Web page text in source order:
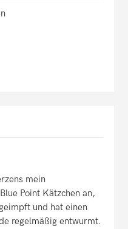
mein
Point Kätzchen an,
und hat einen
regelmäßig entwurmt.